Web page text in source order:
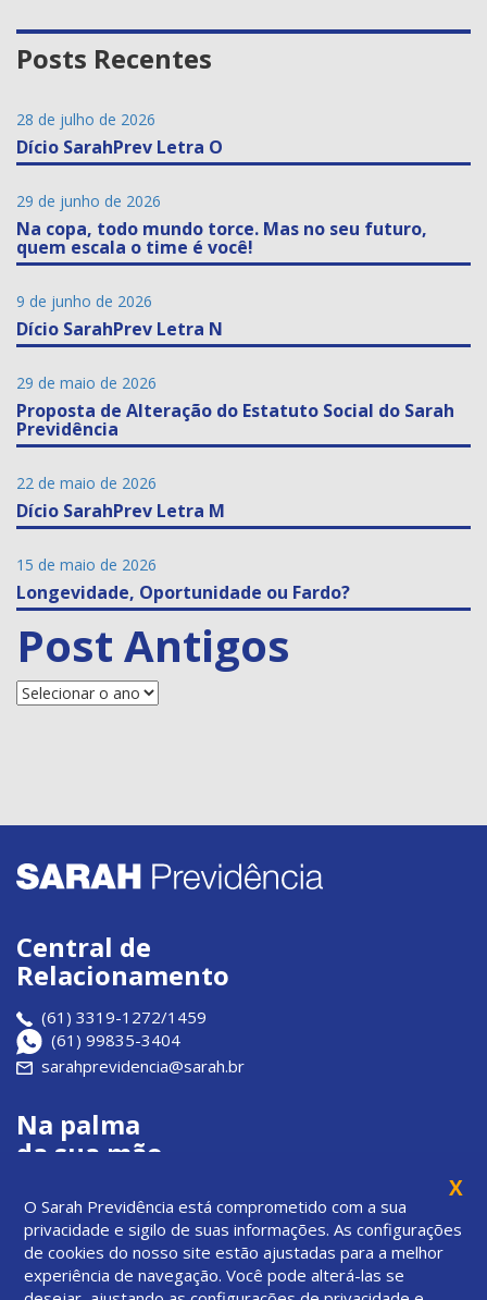
Posts Recentes
28 de julho de 2026
Dício SarahPrev Letra O
29 de junho de 2026
Na copa, todo mundo torce. Mas no seu futuro,
quem escala o time é você!
9 de junho de 2026
Dício SarahPrev Letra N
29 de maio de 2026
Proposta de Alteração do Estatuto Social do Sarah
Previdência
22 de maio de 2026
Dício SarahPrev Letra M
15 de maio de 2026
Longevidade, Oportunidade ou Fardo?
Post Antigos
Posts
Antigos
Central de
Relacionamento
(61) 3319-1272/1459
(61) 99835-3404
sarahprevidencia@sarah.br
Na palma
da sua mão
Links úteis
X
O Sarah Previdência está comprometido com a sua
privacidade e sigilo de suas informações. As configurações
de cookies do nosso site estão ajustadas para a melhor
experiência de navegação. Você pode alterá-las se